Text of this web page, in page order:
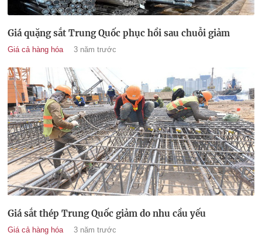
Giá quặng sắt Trung Quốc phục hồi sau chuỗi giảm
Giá cả hàng hóa 3 năm trước
Giá sắt thép Trung Quốc giảm do nhu cầu yếu
Giá cả hàng hóa 3 năm trước